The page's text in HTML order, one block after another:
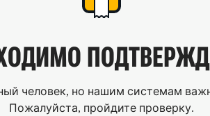
человек, но нашим системам
Пожалуйста, пройдите проверку.